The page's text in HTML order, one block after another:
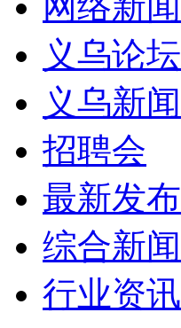
义乌论
义乌新闻
招聘会
最新发布
综合新闻
行业资讯